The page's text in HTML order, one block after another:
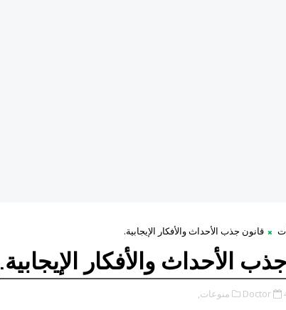
قانون جذب الأحداث والأفكار الإيجابية.
الأحداث والأفكار الإيجابية.
Doctor منوعات,